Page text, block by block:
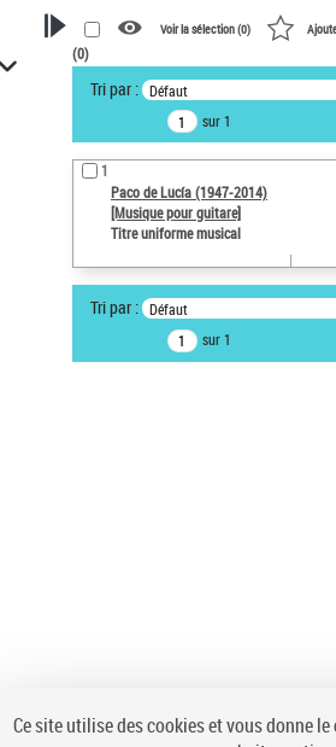
VOTRE RECHERCHE
Recherche avancée dans les
notices d’autorité
Œuvres liées à l'auteur :
Paco de Lucía (1947-2014)
Auteur d’œuvre
Type de notice d'autorité
Voir la sélection (0)
(0)
Tri par : Défaut
sur 1
1
Paco de Lucía (1947-2014)
[Musique pour guitare]
Titre uniforme musical
Tri par : Défaut
sur 1
Ce site utilise des cookies et vous donne